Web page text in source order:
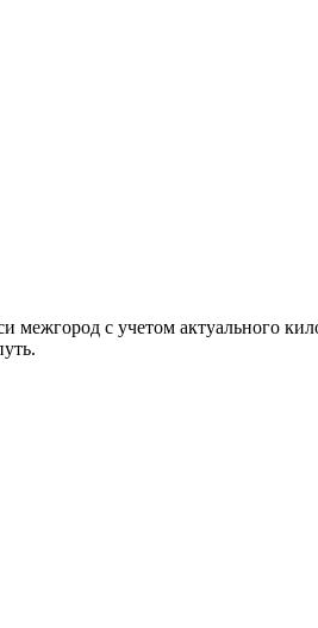
межгород с учетом актуального